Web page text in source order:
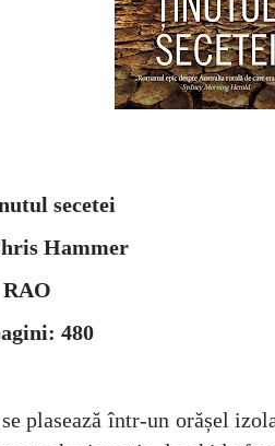
secetei
Hammer
480
plasează într-un orășel